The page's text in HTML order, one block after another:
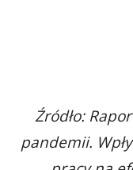
Źródło:
pandemii.